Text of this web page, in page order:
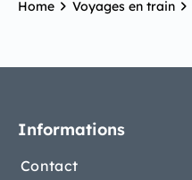
Home Voyages en train
Informations
Contact